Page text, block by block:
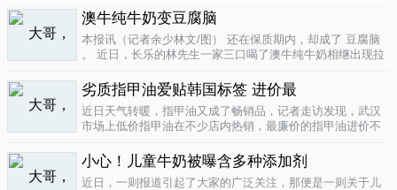
批次不合格原因是会产生剧毒。不合格率53.3%涉及多个品
牌据介绍，厦门市工商局今..
澳牛纯牛奶变豆腐脑
本报讯（记者余少林文/图） 还在保质期内，却成了 豆腐脑
。 近日，长乐的林先生一家三口喝了澳牛纯牛奶相继出现拉
纯牛奶并 不纯 ，呈凝固状，像酸奶。昨日上午，林先生向长
乐工商局12315投..
劣质指甲油爱贴韩国标签 进价最
近日天气转暖，指甲油又成了畅销品，记者走访发现，武汉
市场上低价指甲油在不少店内热销，最廉价的指甲油进价不
渡桥夜市上，不少摊位都有五颜六色的指甲油摆卖。 韩国进
口指甲油只要9元，另一个韩国..
小心！儿童牛奶被曝含多种添加剂
近日，一则报道引起了大家的广泛关注，那便是一则关于儿